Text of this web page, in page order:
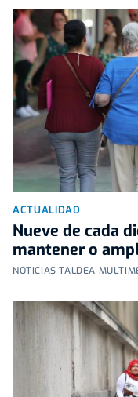
ACTUALIDAD
Nueve de cada
mantener o
NOTICIAS TALDEA